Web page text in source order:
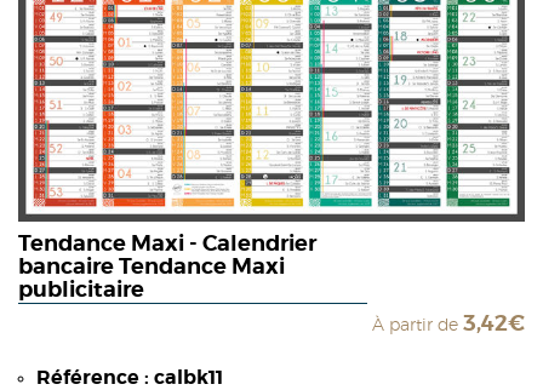
Tendance Maxi - Calendrier
bancaire Tendance Maxi
publicitaire
À partir de 3,42€
Référence : calbk11